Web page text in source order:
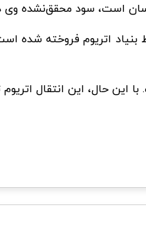
حال، این انتقال